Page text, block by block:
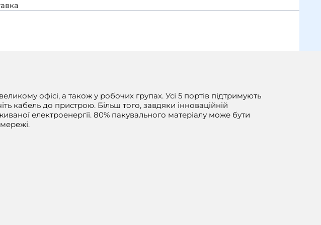
офісі, а також у робочих групах. Усі 5 портів підтримують
кабель до пристрою. Більш того, завдяки інноваційній
електроенергії. 80% пакувального матеріалу може бути